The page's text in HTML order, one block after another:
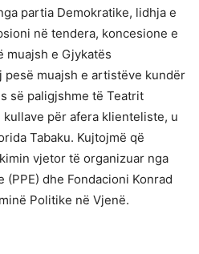
partia Demokratike, lidhja e
në tendera, koncesione e
muajsh e Gjykatës
pesë muajsh e artistëve kundër
së paligjshme të Teatrit
për afera klienteliste, u
Tabaku. Kujtojmë që
vjetor të organizuar nga
dhe Fondacioni Konrad
Politike në Vjenë.